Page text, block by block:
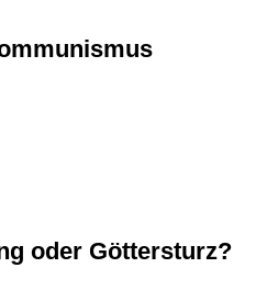
oder Göttersturz?